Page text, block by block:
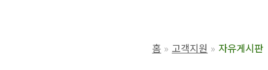
홈 고객지원 자유게시판